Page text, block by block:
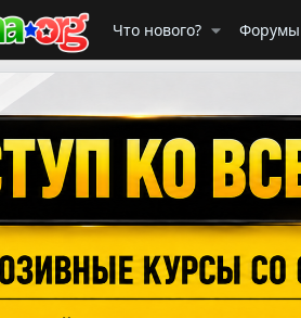
Что нового? Форумы